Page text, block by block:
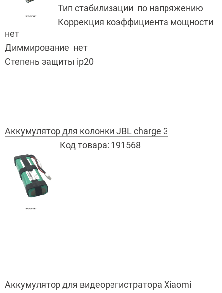
Тип стабилизации по напряжению
Коррекция коэффициента мощности
нет
Диммирование нет
Степень защиты ip20
Аккумулятор для колонки JBL charge 3
Код товара: 191568
Аккумулятор для видеорегистратора Xiaomi